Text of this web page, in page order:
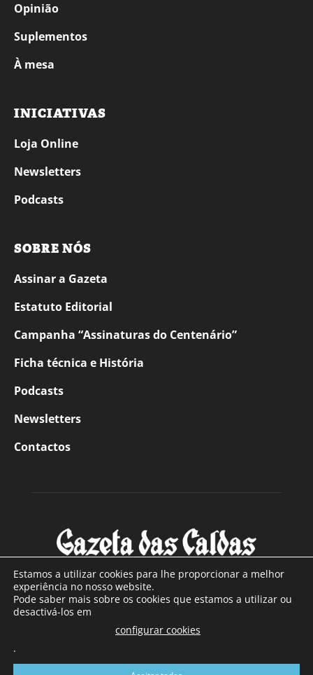
Opinião
Suplementos
À mesa
INICIATIVAS
Loja Online
Newsletters
Podcasts
SOBRE NÓS
Assinar a Gazeta
Estatuto Editorial
Campanha “Assinaturas do Centenário”
Ficha técnica e História
Podcasts
Newsletters
Contactos
SOBRE NÓS
Com sede nas Caldas da Rainha e mais de 90 anos de
a sul de distrito de Leiria, com mais de 40.000 leitores por
Estamos a utilizar cookies para lhe proporcionar a melhor
experiência no nosso website.
Pode saber mais sobre os cookies que estamos a utilizar ou
desactivá-los em
configurar cookies
.